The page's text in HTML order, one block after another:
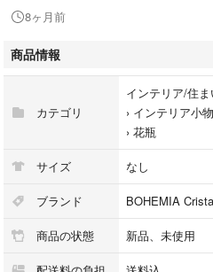
- デザイン: カットグラスデザイン
- 特徴: 底部のデザインが特徴的
8ヶ月前
商品情報
カテゴリ
インテリア/住
› インテリア小物
› 花瓶
サイズ なし
ブランド BOHEMIA
商品の状態 新品、未使用